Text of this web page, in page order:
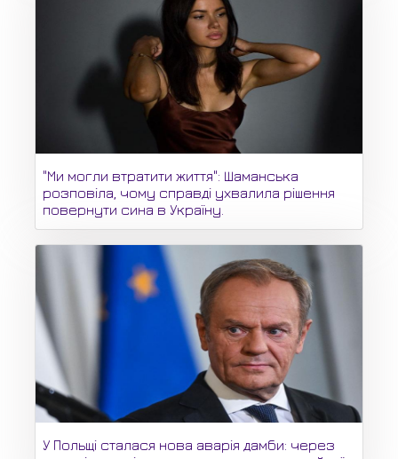
"Ми могли втратити життя": Шаманська
розповіла, чому справді ухвалила рішення
повернути сина в Україну.
У Польщі сталася нова аварія дамби: через